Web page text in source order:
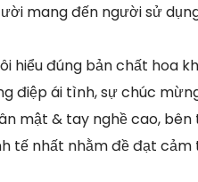
mang đến người sử
hiểu đúng bản chất hoa
điệp ái tình, sự chúc
mật & tay nghề cao,
tế nhất nhằm đề đạt cảm